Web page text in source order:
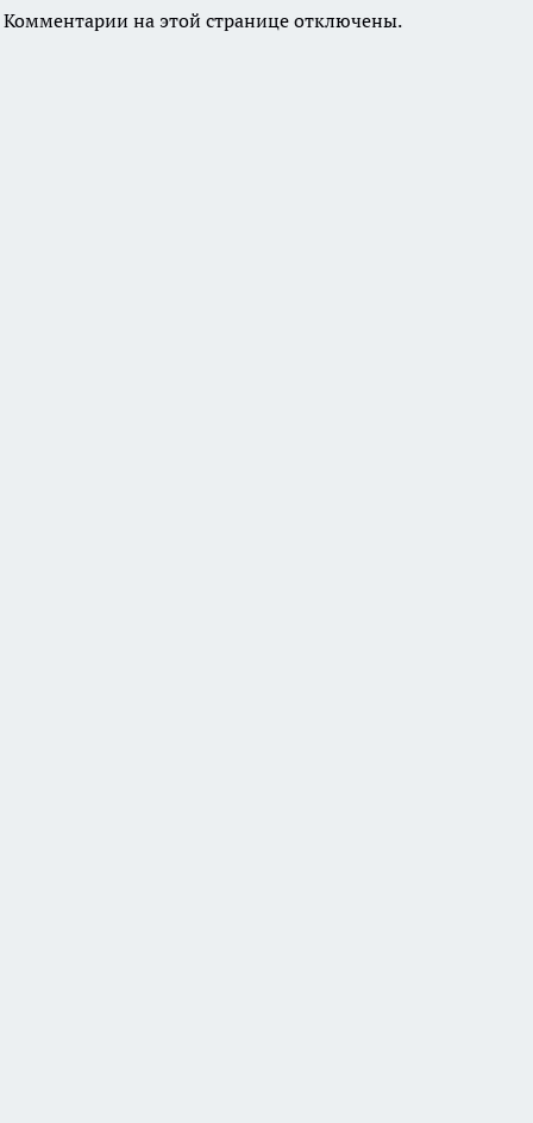
Комментарии на этой странице отключены.